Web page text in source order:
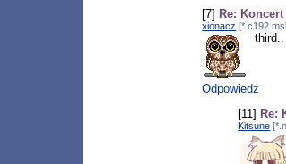
[7] Re:
xionacz
Odpowiedz
[11] Re:
Kitsune